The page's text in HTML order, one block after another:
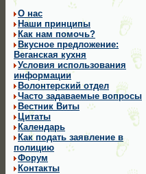
О нас
Наши принципы
Как нам помочь?
Вкусное предложение:
Веганская кухня
Условия использования
информации
Волонтерский отдел
Часто задаваемые вопросы
Вестник Виты
Цитаты
Календарь
Как подать заявление в
полицию
Форум
Контакты